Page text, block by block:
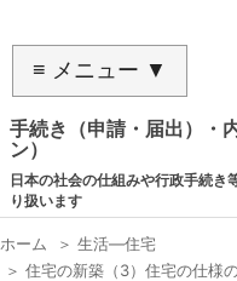
≡ メニュー ▼
手続き（申請・届出）・
ン）
日本の社会の仕組みや行政手続き
り扱います
ホーム ＞ 生活―住宅
＞ 住宅の新築（3）住宅の仕